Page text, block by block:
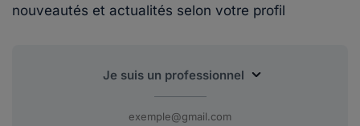
nouveautés et actualités selon votre profil